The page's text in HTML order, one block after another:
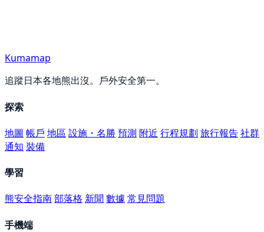
Kumamap
追蹤日本各地熊出沒。戶外安全第一。
探索
地圖 帳戶 地區 設施・名勝 預測 附近 行程規劃 旅行報告社群
通知 裝備
學習
熊安全指南部落格 新聞數據 常見問題
手機端